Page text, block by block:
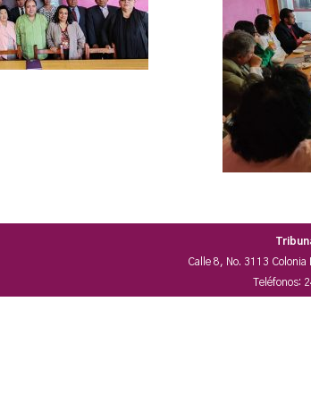
Calle 8, No. 3113
Teléfonos: